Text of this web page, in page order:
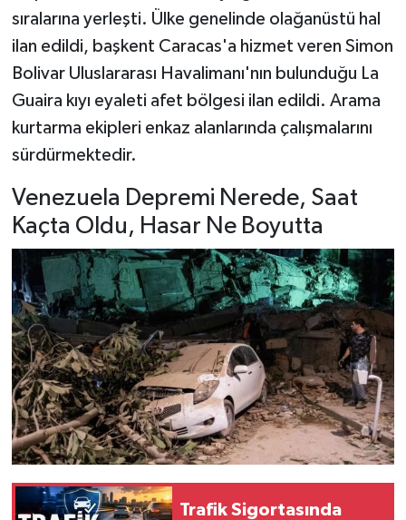
sıralarına yerleşti. Ülke genelinde olağanüstü hal
ilan edildi, başkent Caracas'a hizmet veren Simon
Bolivar Uluslararası Havalimanı'nın bulunduğu La
Guaira kıyı eyaleti afet bölgesi ilan edildi. Arama
kurtarma ekipleri enkaz alanlarında çalışmalarını
sürdürmektedir.
Venezuela Depremi Nerede, Saat
Kaçta Oldu, Hasar Ne Boyutta
Trafik Sigortasında